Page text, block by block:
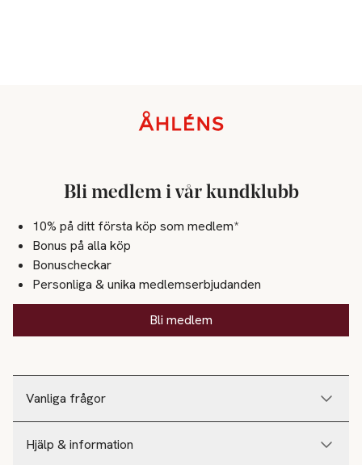
Vanliga frågor
Hjälp & information
Bli medlem i vår kundklubb
10% på ditt första köp som medlem*
Bonus på alla köp
Bonuscheckar
Personliga & unika medlemserbjudanden
Bli medlem